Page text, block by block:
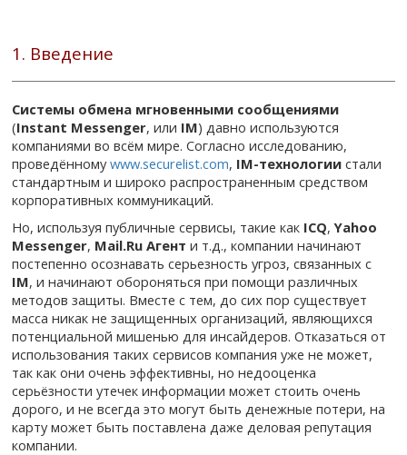
1. Введение
Системы обмена мгновенными сообщениями
(Instant Messenger, или IM) давно используются
компаниями во всём мире. Согласно исследованию,
проведённомуwww.securelist.com, IM-технологии стали
стандартным и широко распространенным средством
корпоративных коммуникаций.
Но, используя публичные сервисы, такие как ICQ,Yahoo
Messenger, Mail.Ru Агент и т.д., компании начинают
постепенно осознавать серьезность угроз, связанных с
IM, и начинают обороняться при помощи различных
методов защиты. Вместе с тем, до сих пор существует
масса никак не защищенных организаций, являющихся
потенциальной мишенью для инсайдеров. Отказаться от
использования таких сервисов компания уже не может,
так как они очень эффективны, но недооценка
серьёзности утечек информации может стоить очень
дорого, и не всегда это могут быть денежные потери, на
карту может быть поставлена даже деловая репутация
компании.